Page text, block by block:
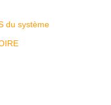
du système